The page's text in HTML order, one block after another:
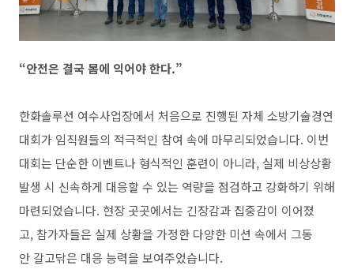
“안전은 결국 몸에 익어야 한다.”
한화솔루션 여수사업장에서 처음으로 진행된 자체 소방기술경연
대회가 임직원들의 적극적인 참여 속에 마무리되었습니다. 이번
대회는 단순한 이벤트나 형식적인 훈련이 아니라, 실제 비상상황
발생 시 신속하게 대응할 수 있는 역량을 점검하고 강화하기 위해
마련되었습니다. 현장 곳곳에서는 긴장감과 집중감이 이어졌
고, 참가자들은 실제 상황을 가정한 다양한 미션 속에서 그동
안 갈고닦은 대응 능력을 보여주었습니다.